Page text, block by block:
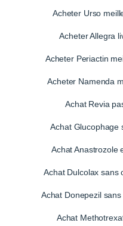
Acheter Urso
Acheter Allegra
Acheter Periactin
Acheter Namenda
Achat Revia
Achat Glucophage
Achat Anastrozole
Achat Dulcolax sans
Achat Donepezil
Achat